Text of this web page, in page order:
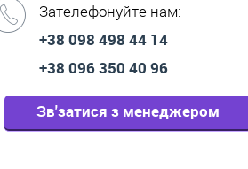
Зателефонуйте нам:
+38 098 498 44 14
+38 096 350 40 96
Зв'затися з менеджером